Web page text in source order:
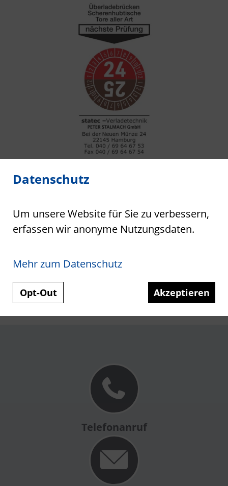
Benötigen Sie fachkundigen Rat?
Wir sind gerne für Sie da!
Kontakt aufnehmen
Telefonanruf
Datenschutz
Um unsere Website für Sie zu verbessern,
erfassen wir anonyme Nutzungsdaten.
Mehr zum Datenschutz
Opt-Out Akzeptieren